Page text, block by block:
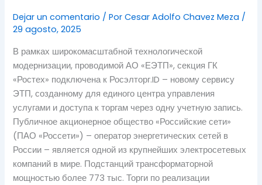
Dejar un comentario / PorCesar Adolfo Chavez Meza /
29 agosto, 2025
В рамках широкомасштабной технологической
модернизации, проводимой АО «ЕЭТП», секция ГК
«Ростех» подключена к Росэлторг.ID – новому сервису
ЭТП, созданному для единого центра управления
услугами и доступа к торгам через одну учетную запись.
Публичное акционерное общество «Российские сети»
(ПАО «Россети») – оператор энергетических сетей в
России – является одной из крупнейших электросетевых
компаний в мире. Подстанций трансформаторной
мощностью более 773 тыс. Торги по реализации